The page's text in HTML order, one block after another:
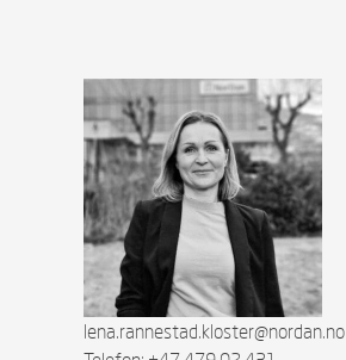
lena.rannestad.kloster@nordan.no